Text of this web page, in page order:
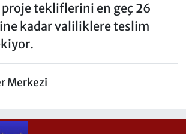
tekliflerini en geç 26
kadar valiliklere teslim
Merkezi